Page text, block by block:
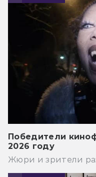
Победители
2026 году
Жюри и зрители